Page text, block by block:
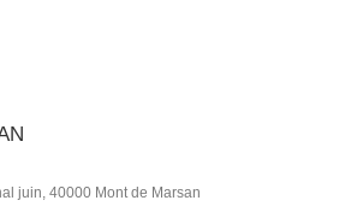
juin, 40000 Mont de Marsan